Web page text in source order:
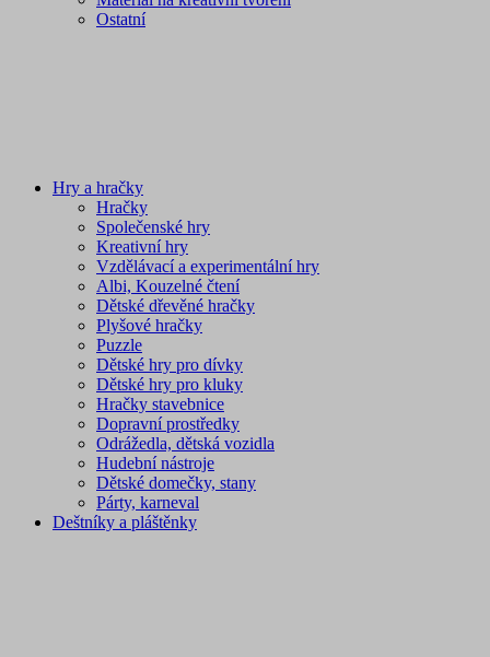
Ostatní
Hry a hračky
Hračky
Společenské hry
Kreativní hry
Vzdělávací a experimentální hry
Albi, Kouzelné čtení
Dětské dřevěné hračky
Plyšové hračky
Puzzle
Dětské hry pro dívky
Dětské hry pro kluky
Hračky stavebnice
Dopravní prostředky
Odrážedla, dětská vozidla
Hudební nástroje
Dětské domečky, stany
Párty, karneval
Deštníky a pláštěnky